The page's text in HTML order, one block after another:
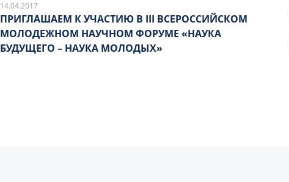
14.04.2017
ПРИГЛАШАЕМ К УЧАСТИЮ В III ВСЕРОССИЙСКОМ
МОЛОДЕЖНОМ НАУЧНОМ ФОРУМЕ «НАУКА
БУДУЩЕГО – НАУКА МОЛОДЫХ»